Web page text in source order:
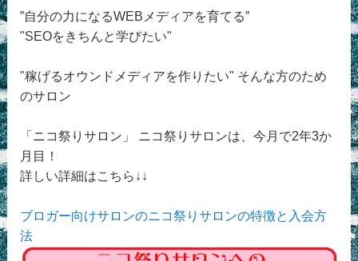
”自分の力になるWEBメディアを育てる”
"SEOをきちんと学びたい"
"稼げるオウンドメディアを作りたい" そんな方のため
のサロン
「ニコ祭りサロン」 ニコ祭りサロンは、今月で2年3か
月目！
詳しい詳細はこちら↓↓
ブロガー向けサロンのニコ祭りサロンの特徴と入会方
法